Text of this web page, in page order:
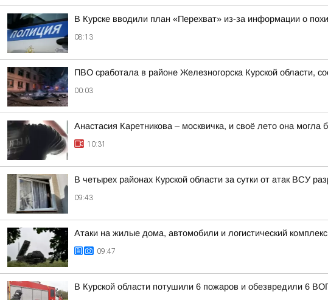
В Курске вводили план «Перехват» из-за информации о
08:13
ПВО сработала в районе Железногорска Курской области,
00:03
Анастасия Каретникова – москвичка, и своё лето она
10:31
В четырех районах Курской области за сутки от атак ВСУ
09:43
Атаки на жилые дома, автомобили и логистический
09:47
В Курской области потушили 6 пожаров и обезвредили 6